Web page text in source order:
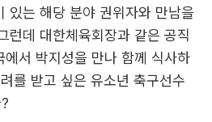
있는 해당 분야 권위자와 만남을
런데 대한체육회장과 같은 공직
서 박지성을 만나 함께 식사하
를 받고 싶은 유소년 축구선수